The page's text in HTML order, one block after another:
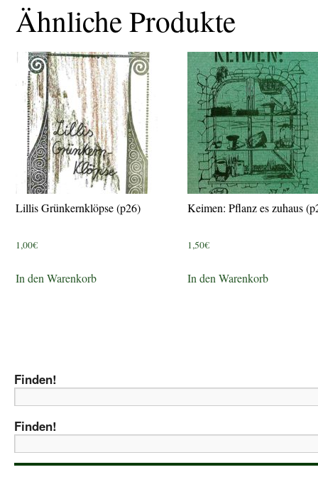
Ähnliche Produkte
Lillis Grünkernklöpse (p26)
1,00€
In den Warenkorb
Keimen: Pflanz es zuhaus
1,50€
In den Warenkorb
Finden!
Finden!